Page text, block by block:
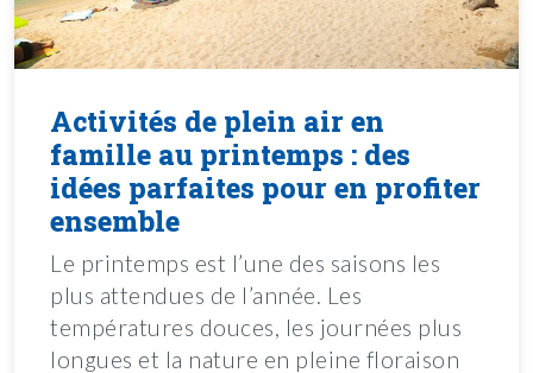
Activités de plein air en
famille au printemps : des
idées parfaites pour en profiter
ensemble
Le printemps est l’une des saisons les
plus attendues de l’année. Les
températures douces, les journées plus
longues et la nature en pleine floraison